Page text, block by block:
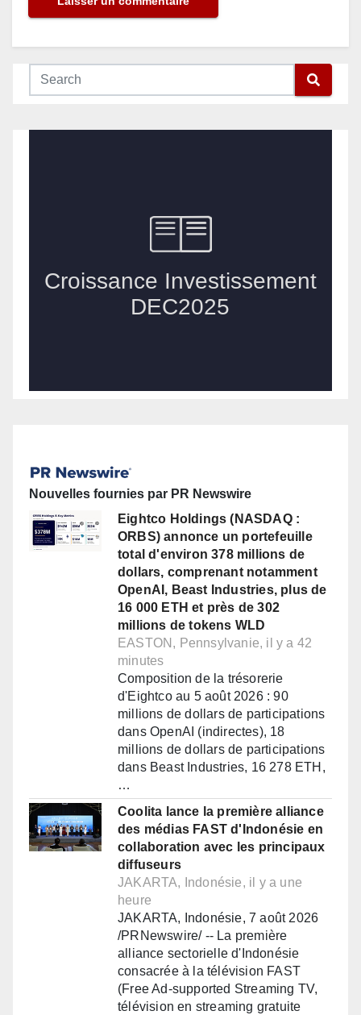
Nouvelles fournies par PR Newswire
Eightco Holdings (NASDAQ :
ORBS) annonce un portefeuille
total d'environ 378 millions de
dollars, comprenant notamment
OpenAI, Beast Industries, plus de
16 000 ETH et près de 302
millions de tokens WLD
EASTON, Pennsylvanie, il y a 42
minutes
Composition de la trésorerie
d'Eightco au 5 août 2026 : 90
millions de dollars de participations
dans OpenAI (indirectes), 18
millions de dollars de participations
dans Beast Industries, 16 278 ETH,
…
Coolita lance la première alliance
des médias FAST d'Indonésie en
collaboration avec les principaux
diffuseurs
JAKARTA, Indonésie, il y a une
heure
JAKARTA, Indonésie, 7 août 2026
/PRNewswire/ -- La première
alliance sectorielle d'Indonésie
consacrée à la télévision FAST
(Free Ad-supported Streaming TV,
télévision en streaming gratuite